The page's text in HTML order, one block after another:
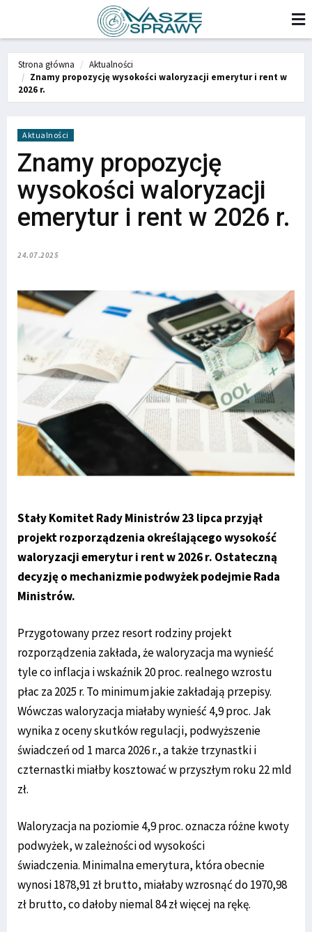
Strona główna
Aktualności
Znamy propozycję wysokości waloryzacji emerytur i rent w
2026 r.
Aktualności
Znamy propozycję
wysokości waloryzacji
emerytur i rent w 2026 r.
24.07.2025
Stały Komitet Rady Ministrów 23 lipca przyjął
projekt rozporządzenia określającego wysokość
waloryzacji emerytur i rent w 2026 r. Ostateczną
decyzję o mechanizmie podwyżek podejmie Rada
Ministrów.
Przygotowany przez resort rodziny projekt
rozporządzenia zakłada, że waloryzacja ma wynieść
tyle co inflacja i wskaźnik 20 proc. realnego wzrostu
płac za 2025 r. To minimum jakie zakładają przepisy.
Wówczas waloryzacja miałaby wynieść 4,9 proc. Jak
wynika z oceny skutków regulacji, podwyższenie
świadczeń od 1 marca 2026 r., a także trzynastki i
czternastki miałby kosztować w przyszłym roku 22 mld
zł.
Waloryzacja na poziomie 4,9 proc. oznacza różne kwoty
podwyżek, w zależności od wysokości
świadczenia. Minimalna emerytura, która obecnie
wynosi 1878,91 zł brutto, miałaby wzrosnąć do 1970,98
zł brutto, co dałoby niemal 84 zł więcej na rękę.